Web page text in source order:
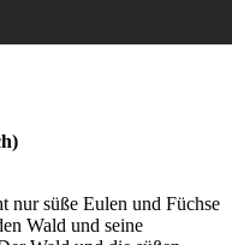
nur süße Eulen und Füchse
Wald und seine